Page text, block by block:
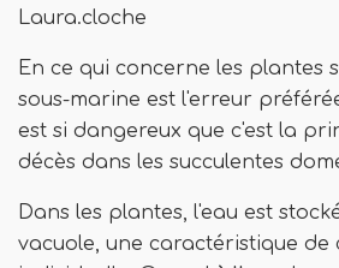
Laura.cloche
En ce qui concerne les plantes
sous-marine est l'erreur
est si dangereux que c'est la
décès dans les succulentes
Dans les plantes, l'eau est
vacuole, une caractéristique de